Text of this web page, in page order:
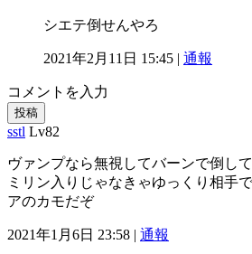
シエテ倒せんやろ
2021年2月11日 15:45 | 通報
コメントを入力
投稿
sstl Lv82
ヴァンプなら無視してバーンで倒し
ミリン入りじゃなきゃゆっくり相手
アのカモだぞ
2021年1月6日 23:58 | 通報